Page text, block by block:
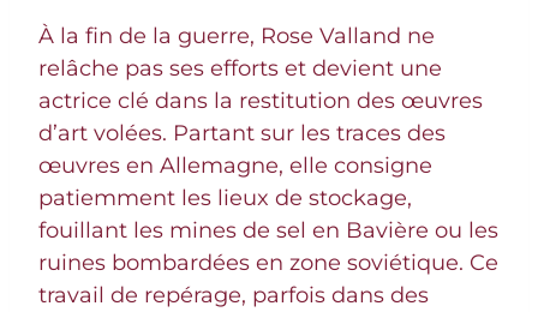
À la fin de la guerre, Rose Valland ne
relâche pas ses efforts et devient une
actrice clé dans la restitution des œuvres
d’art volées. Partant sur les traces des
œuvres en Allemagne, elle consigne
patiemment les lieux de stockage,
fouillant les mines de sel en Bavière ou les
ruines bombardées en zone soviétique. Ce
travail de repérage, parfois dans des